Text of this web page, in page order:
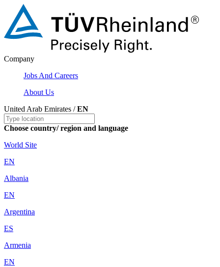
Company
Jobs And Careers
About Us
United Arab Emirates /EN
Choose country/ region and language
World Site
EN
Albania
EN
Argentina
ES
Armenia
EN